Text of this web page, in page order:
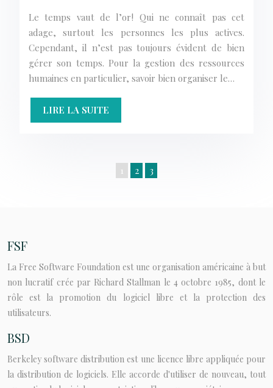
Le temps vaut de l’or ! Qui ne connaît pas cet
adage, surtout les personnes les plus actives.
Cependant, il n’est pas toujours évident de bien
gérer son temps. Pour la gestion des ressources
humaines en particulier, savoir bien organiser le…
LIRE LA SUITE
1 2 3
FSF
La Free Software Foundation est une organisation américaine à but
non lucratif crée par Richard Stallman le 4 octobre 1985, dont le
rôle est la promotion du logiciel libre et la protection des
utilisateurs.
BSD
Berkeley software distribution est une licence libre appliquée pour
la distribution de logiciels. Elle accorde d'utiliser de nouveau, tout